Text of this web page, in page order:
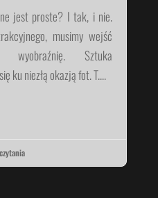
jest proste? I tak, i nie.
musimy wejść
Sztuka
ku niezłą okazją fot. T....